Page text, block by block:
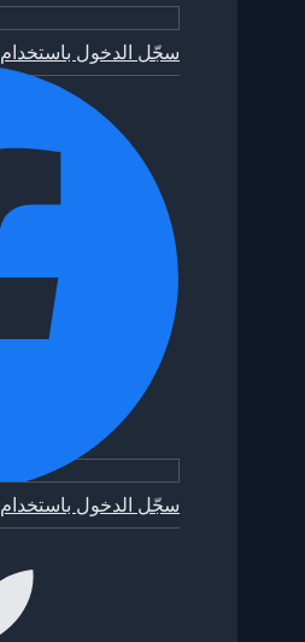
سجّل الدخول باستخدام Google
سجّل الدخول باستخدام Facebook